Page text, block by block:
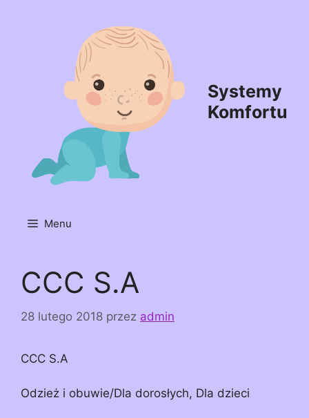
Systemy
Komfortu
Menu
CCC S.A
28 lutego 2018 przez admin
CCC S.A
Odzież i obuwie/Dla dorosłych, Dla dzieci